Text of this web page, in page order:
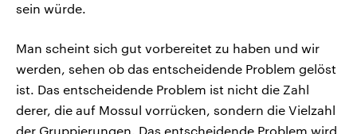
sein würde.
Man scheint sich gut vorbereitet zu haben und wir
werden, sehen ob das entscheidende Problem gelöst
ist. Das entscheidende Problem ist nicht die Zahl
derer, die auf Mossul vorrücken, sondern die Vielzahl
der Gruppierungen. Das entscheidende Problem wird